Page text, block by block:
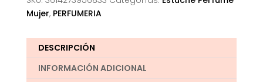
Mujer, PERFUMERIA
DESCRIPCIÓN
INFORMACIÓN ADICIONAL